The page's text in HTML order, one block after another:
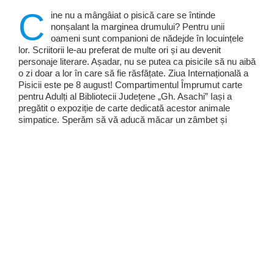
C
ine nu a mângâiat o pisică care se întinde
nonșalant la marginea drumului? Pentru unii
oameni sunt companioni de nădejde în locuințele
lor. Scriitorii le-au preferat de multe ori și au devenit
personaje literare. Așadar, nu se putea ca pisicile să nu aibă
o zi doar a lor în care să fie răsfățate. Ziua Internațională a
Pisicii este pe 8 august! Compartimentul Împrumut carte
pentru Adulți al Bibliotecii Județene „Gh. Asachi” Iași a
pregătit o expoziție de carte dedicată acestor animale
simpatice. Sperăm să vă aducă măcar un zâmbet și